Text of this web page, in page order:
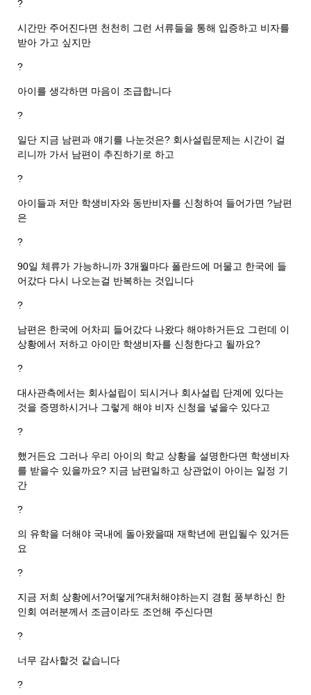
?
시간만 주어진다면 천천히 그런 서류들을 통해 입증하고 비자를
받아 가고 싶지만
?
아이를 생각하면 마음이 조급합니다
?
일단 지금 남편과 얘기를 나눈것은? 회사설립문제는 시간이 걸
리니까 가서 남편이 추진하기로 하고
?
아이들과 저만 학생비자와 동반비자를 신청하여 들어가면 ?남편
은
?
90일 체류가 가능하니까 3개월마다 폴란드에 머물고 한국에 들
어갔다 다시 나오는걸 반복하는 것입니다
?
남편은 한국에 어차피 들어갔다 나왔다 해야하거든요 그런데 이
상황에서 저하고 아이만 학생비자를 신청한다고 될까요?
?
대사관측에서는 회사설립이 되시거나 회사설립 단계에 있다는
것을 증명하시거나 그렇게 해야 비자 신청을 넣을수 있다고
?
했거든요 그러나 우리 아이의 학교 상황을 설명한다면 학생비자
를 받을수 있을까요? 지금 남편일하고 상관없이 아이는 일정 기
간
?
의 유학을 더해야 국내에 돌아왔을때 재학년에 편입될수 있거든
요
?
지금 저희 상황에서?어떻게?대처해야하는지 경험 풍부하신 한
인회 여러분께서 조금이라도 조언해 주신다면
?
너무 감사할것 같습니다
?